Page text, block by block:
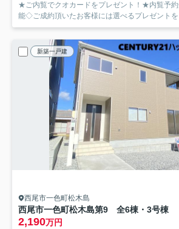
★ご内覧でクオカードをプレゼント！★内覧予
能◇ご成約頂いたお客様には選べるプレゼント
新築一戸建
西尾市一色町松木島
西尾市一色町松木島第9 全6棟・3号棟
2,190万円